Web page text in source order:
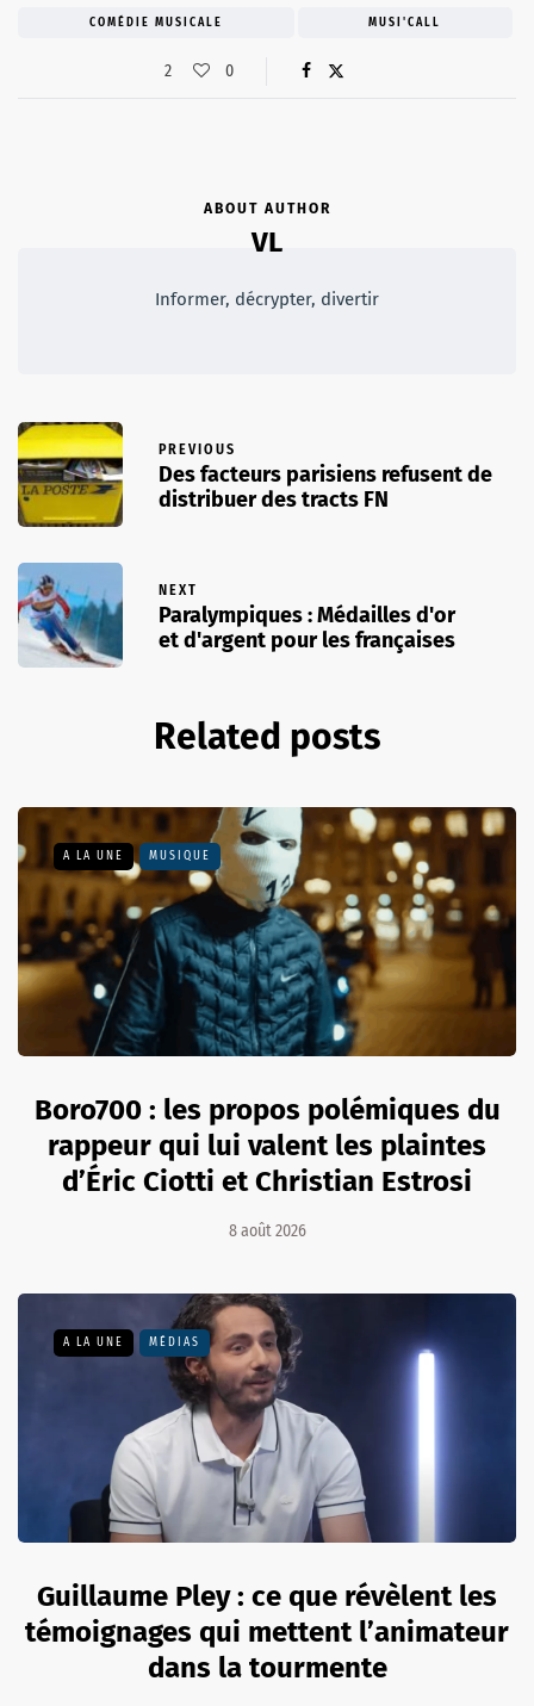
COMÉDIE MUSICALE MUSI'CALL
2 0
ABOUT AUTHOR
VL
Informer, décrypter, divertir
PREVIOUS
Des facteurs parisiens refusent de
distribuer des tracts FN
NEXT
Paralympiques : Médailles d'or
et d'argent pour les françaises
Related posts
A LA UNE MUSIQUE
Boro700 : les propos polémiques du
rappeur qui lui valent les plaintes
d’Éric Ciotti et Christian Estrosi
8 août 2026
A LA UNE MÉDIAS
Guillaume Pley : ce que révèlent les
témoignages qui mettent l’animateur
dans la tourmente